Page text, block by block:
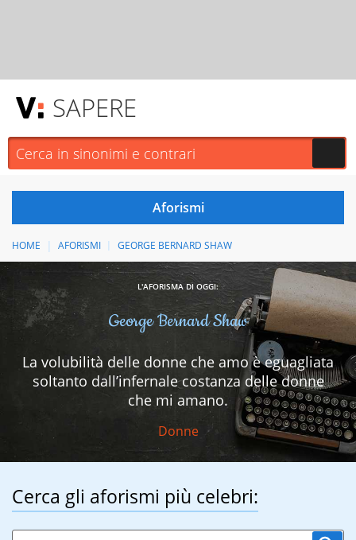
SAPERE
HOME AFORISMI GEORGE BERNARD SHAW
L'AFORISMA DI OGGI:
George Bernard Shaw
La volubilità delle donne che amo è eguagliata
soltanto dall’infernale costanza delle donne
che mi amano.
Donne
Cerca gli aforismi più celebri: